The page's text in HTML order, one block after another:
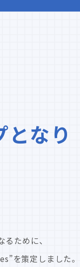
なり
ために、
を策定しました。